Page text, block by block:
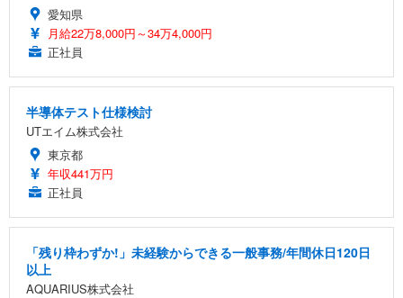
愛知県
月給22万8,000円～34万4,000円
正社員
半導体テスト仕様検討
UTエイム株式会社
東京都
年収441万円
正社員
「残り枠わずか!」未経験からできる一般事務/年間休日120日
以上
AQUARIUS株式会社